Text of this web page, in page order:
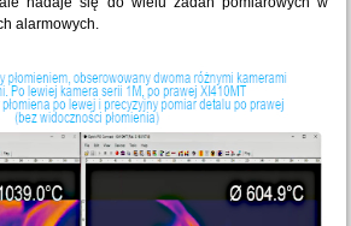
alarmowych.